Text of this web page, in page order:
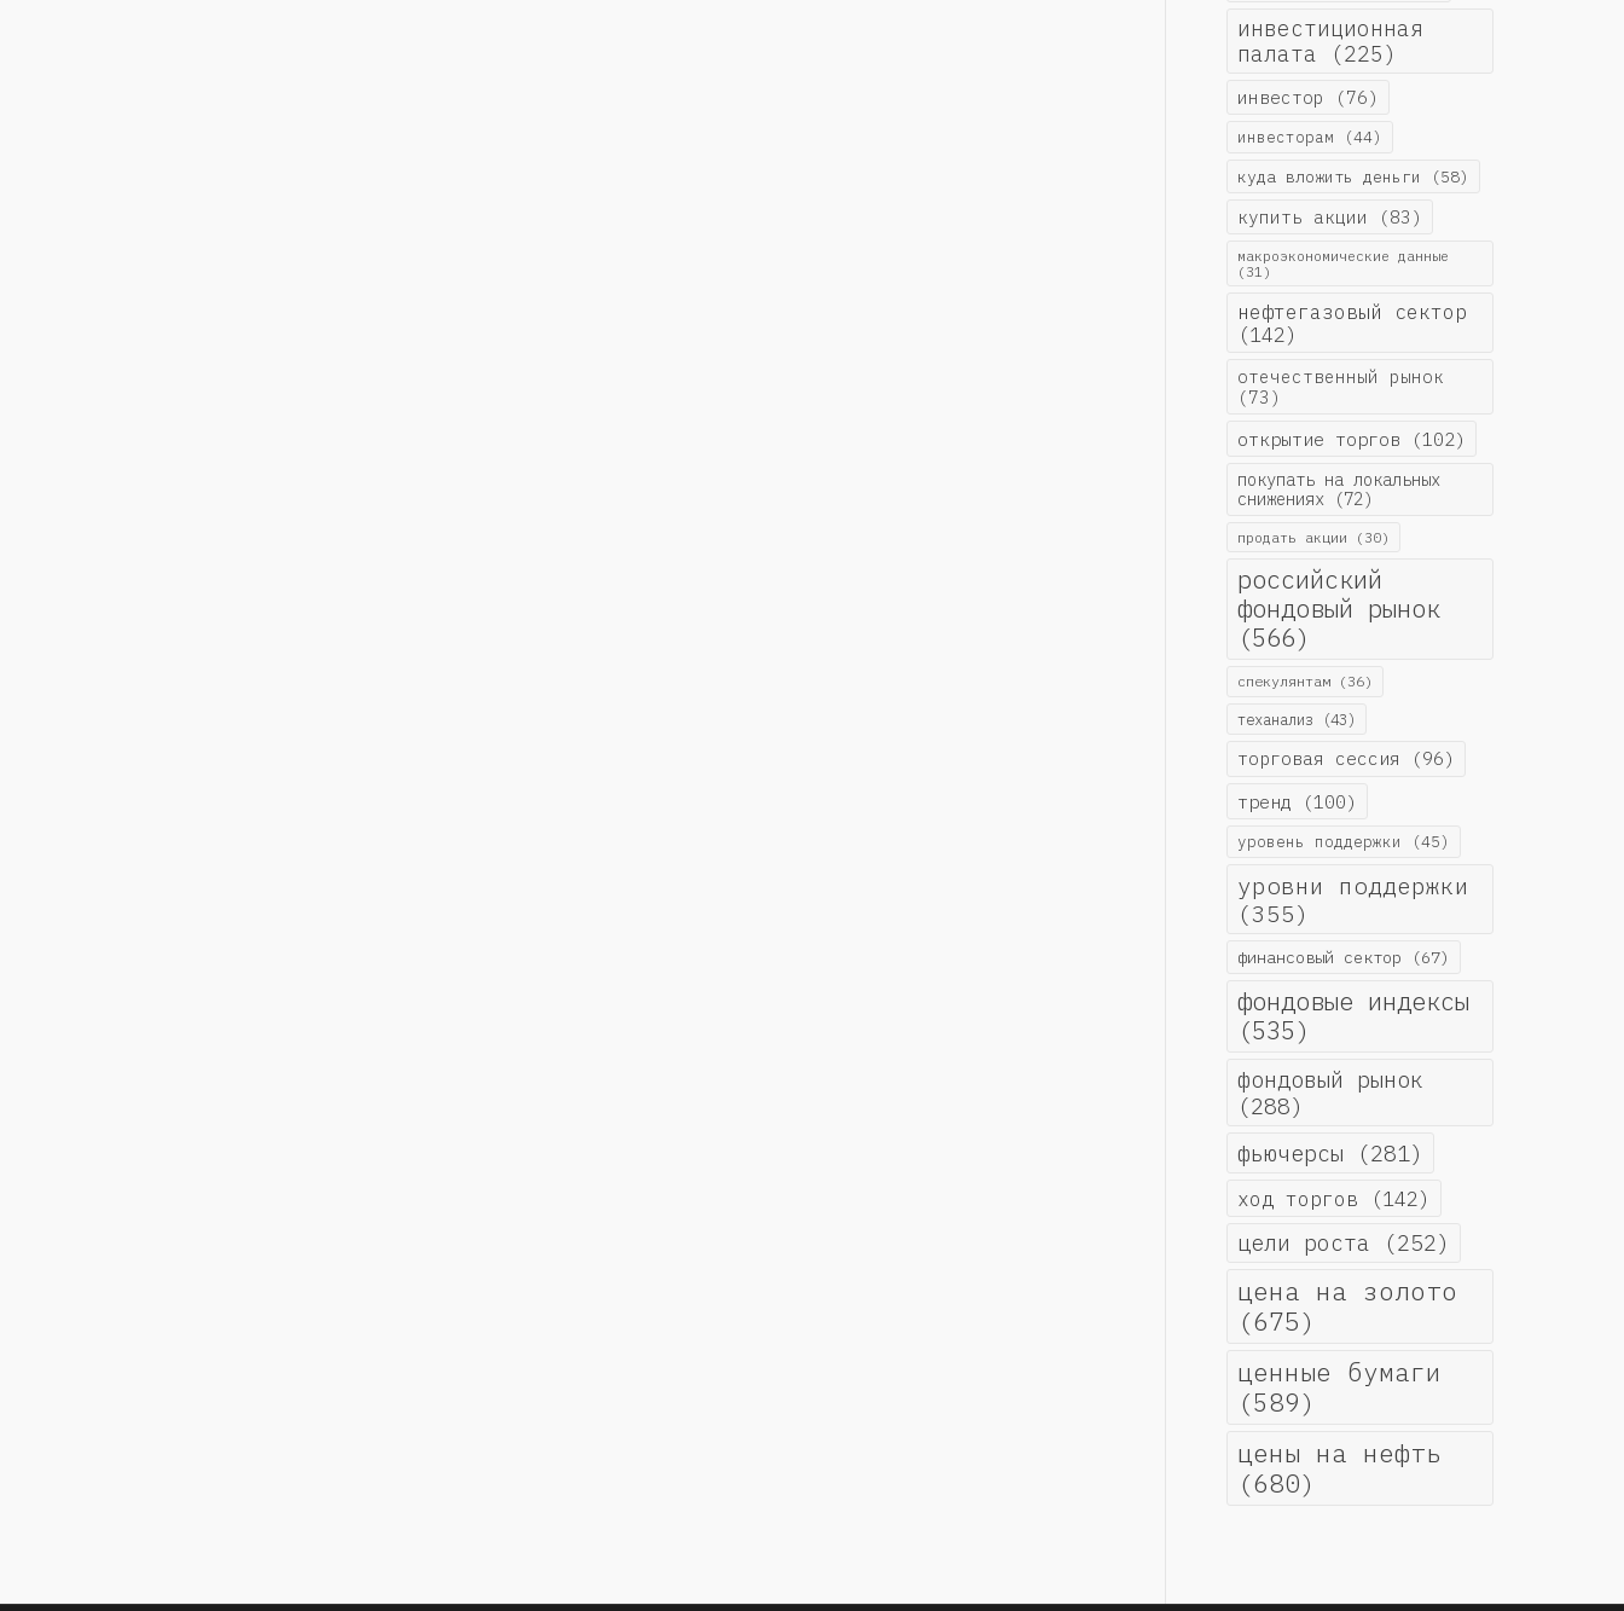
инвестиционная
палата (225)
инвестор (76)
инвесторам (44)
куда вложить деньги (58)
купить акции (83)
макроэкономические данные
(31)
нефтегазовый сектор
(142)
отечественный рынок
(73)
открытие торгов (102)
покупать на локальных
снижениях(72)
продать акции (30)
российский
фондовый рынок
(566)
спекулянтам(36)
теханализ (43)
торговая сессия (96)
тренд (100)
уровень поддержки (45)
уровни поддержки
(355)
финансовый сектор (67)
фондовые индексы
(535)
фондовый рынок
(288)
фьючерсы (281)
ход торгов (142)
цели роста (252)
цена на золото
(675)
ценные бумаги
(589)
цены на нефть
(680)